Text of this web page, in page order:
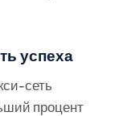
успеха
сеть
процент